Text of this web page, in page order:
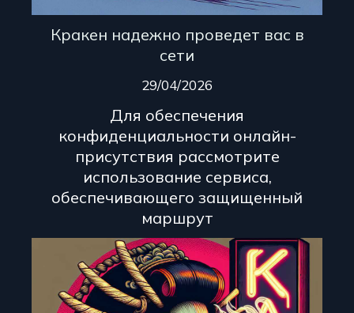
Кракен надежно проведет вас в
сети
29/04/2026
Для обеспечения
конфиденциальности онлайн-
присутствия рассмотрите
использование сервиса,
обеспечивающего защищенный
маршрут